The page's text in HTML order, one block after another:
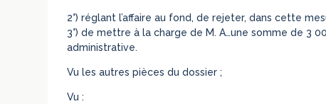
2°) réglant l’affaire au fond, de rejeter, dans cette
3°) de mettre à la charge de M. A…une somme de 3
administrative.
Vu les autres pièces du dossier ;
Vu :